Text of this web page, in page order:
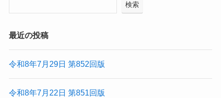
検索
最近の投稿
令和8年7月29日 第852回版
令和8年7月22日 第851回版